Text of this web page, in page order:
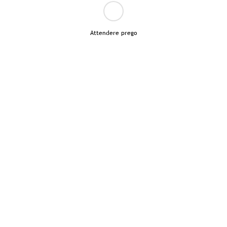
Attendere prego